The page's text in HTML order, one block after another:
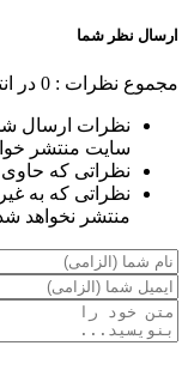
ارسال نظر شما
مجموع نظرات : 0 در
نظرات ارسال
سایت منتشر
نظراتی که حاوی
نظراتی که به
منتشر نخواهد